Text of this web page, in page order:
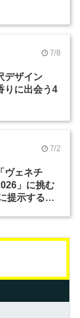
7/8
デザイン
りに出会う4
7/2
ヴェネチ
」に挑む
提示する美